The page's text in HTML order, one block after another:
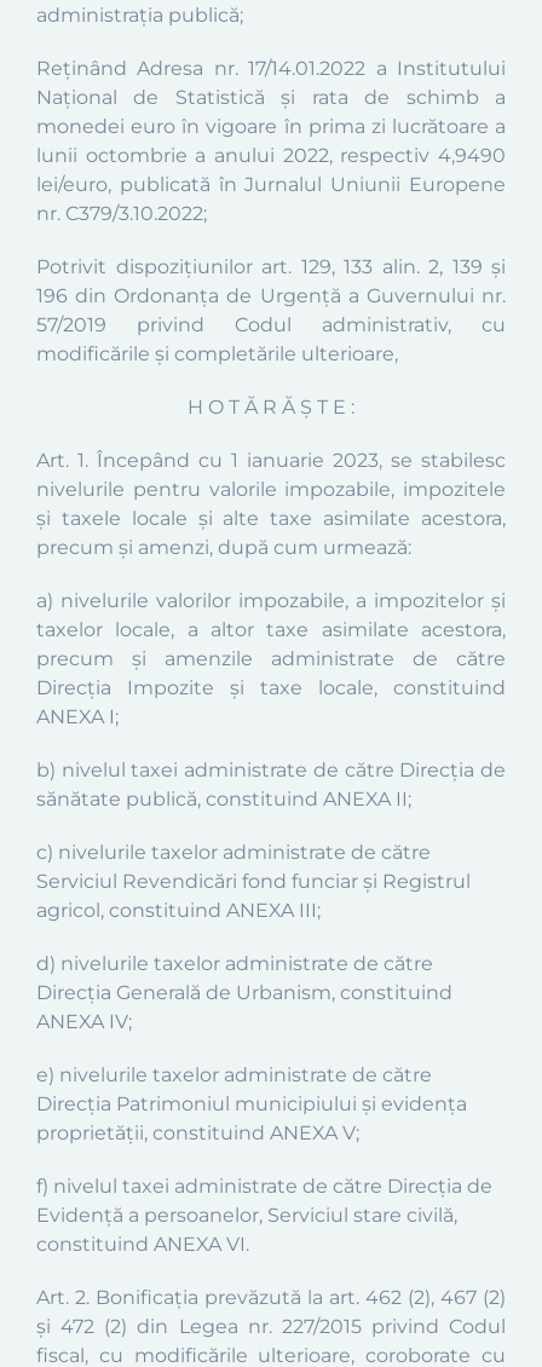
administraţia publică;
Reținând Adresa nr. 17/14.01.2022 a Institutului
Național de Statistică și rata de schimb a
monedei euro în vigoare în prima zi lucrătoare a
lunii octombrie a anului 2022, respectiv 4,9490
lei/euro, publicată în Jurnalul Uniunii Europene
nr. C379/3.10.2022;
Potrivit dispoziţiunilor art. 129, 133 alin. 2, 139 şi
196 din Ordonanța de Urgență a Guvernului nr.
57/2019 privind Codul administrativ, cu
modificările și completările ulterioare,
H O T Ă R Ă Ş T E :
Art. 1. Începând cu 1 ianuarie 2023, se stabilesc
nivelurile pentru valorile impozabile, impozitele
şi taxele locale şi alte taxe asimilate acestora,
precum şi amenzi, după cum urmează:
a) nivelurile valorilor impozabile, a impozitelor şi
taxelor locale, a altor taxe asimilate acestora,
precum şi amenzile administrate de către
Direcţia Impozite şi taxe locale, constituind
ANEXA I;
b) nivelul taxei administrate de către Direcţia de
sănătate publică, constituind ANEXA II;
c) nivelurile taxelor administrate de către
Serviciul Revendicări fond funciar şi Registrul
agricol, constituind ANEXA III;
d) nivelurile taxelor administrate de către
Direcţia Generală de Urbanism, constituind
ANEXA IV;
e) nivelurile taxelor administrate de către
Direcţia Patrimoniul municipiului şi evidenţa
proprietăţii, constituind ANEXA V;
f) nivelul taxei administrate de către Direcţia de
Evidenţă a persoanelor, Serviciul stare civilă,
constituind ANEXA VI.
Art. 2. Bonificaţia prevăzută la art. 462 (2), 467 (2)
şi 472 (2) din Legea nr. 227/2015 privind Codul
fiscal, cu modificările ulterioare, coroborate cu